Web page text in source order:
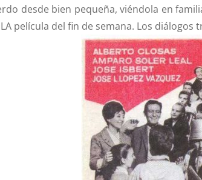
desde bien pequeña, viéndola en
película del fin de semana. Los